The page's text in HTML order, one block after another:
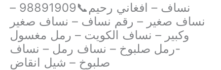
نساف – افغاني رحيم📞98891909 –
نساف صغير – رقم نساف – نساف صغير
وكبير – نساف الكويت – رمل مغسول
-رمل صلبوخ – نساف رمل – نساف
صلبوخ – شيل انقاض